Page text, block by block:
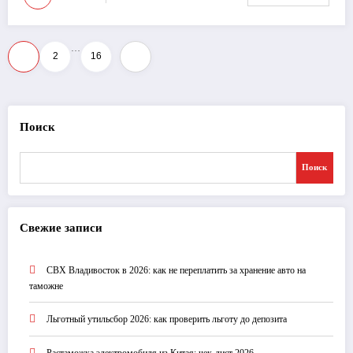
Пагинация
записей
2
…
16
Поиск
Поиск
Свежие записи
СВХ Владивосток в 2026: как не переплатить за хранение авто на
таможне
Льготный утильсбор 2026: как проверить льготу до депозита